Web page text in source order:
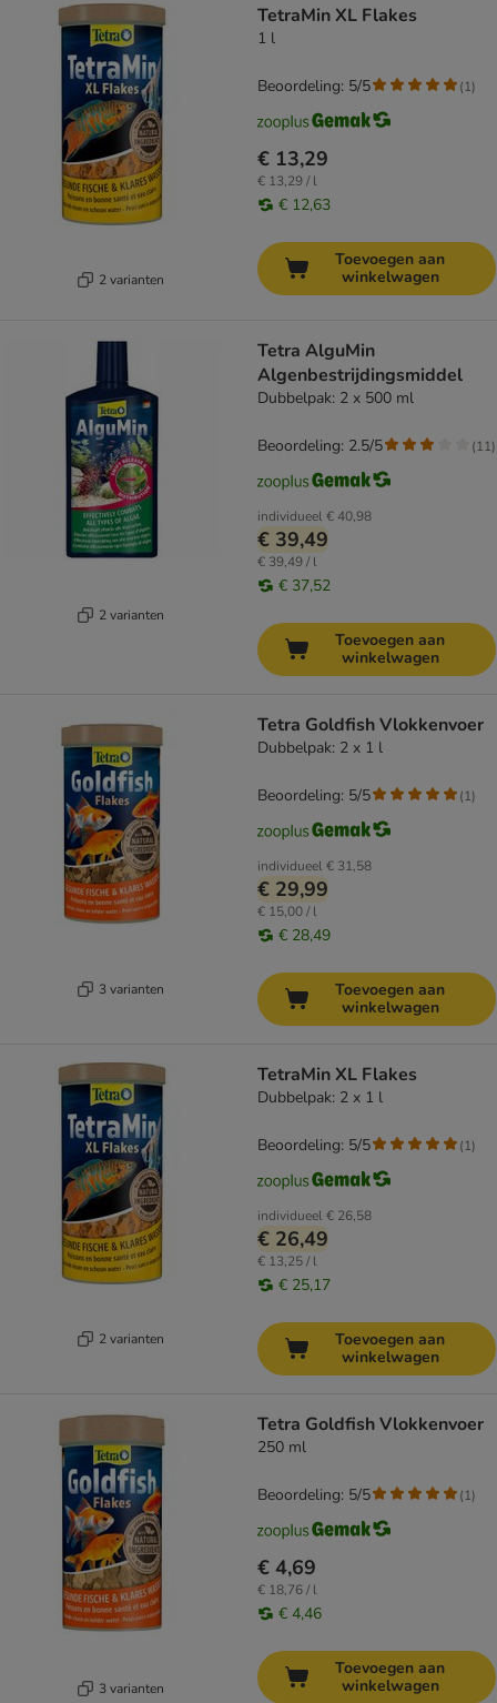
2 varianten
TetraMin XL Flakes
1 l
€ 13,29
€ 13,29 / l
€ 12,63
Beoordeling: 5/5 (1)
Toevoegen aan
winkelwagen
2 varianten
Tetra AlguMin
Algenbestrijdingsmiddel
Dubbelpak: 2 x 500 ml
individueel€ 40,98
€ 39,49
€ 39,49 / l
€ 37,52
Beoordeling: 2.5/5 (11)
Toevoegen aan
winkelwagen
3 varianten
Tetra Goldfish Vlokkenvoer
Dubbelpak: 2 x 1 l
individueel€ 31,58
€ 29,99
€ 15,00 / l
€ 28,49
Beoordeling: 5/5 (1)
Toevoegen aan
winkelwagen
2 varianten
TetraMin XL Flakes
Dubbelpak: 2 x 1 l
individueel€ 26,58
€ 26,49
€ 13,25 / l
€ 25,17
Beoordeling: 5/5 (1)
Toevoegen aan
winkelwagen
3 varianten
Tetra Goldfish Vlokkenvoer
250 ml
€ 4,69
€ 18,76 / l
€ 4,46
Beoordeling: 5/5 (1)
Toevoegen aan
winkelwagen